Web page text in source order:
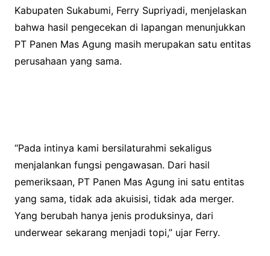
Kabupaten Sukabumi, Ferry Supriyadi, menjelaskan
bahwa hasil pengecekan di lapangan menunjukkan
PT Panen Mas Agung masih merupakan satu entitas
perusahaan yang sama.
“Pada intinya kami bersilaturahmi sekaligus
menjalankan fungsi pengawasan. Dari hasil
pemeriksaan, PT Panen Mas Agung ini satu entitas
yang sama, tidak ada akuisisi, tidak ada merger.
Yang berubah hanya jenis produksinya, dari
underwear sekarang menjadi topi,” ujar Ferry.